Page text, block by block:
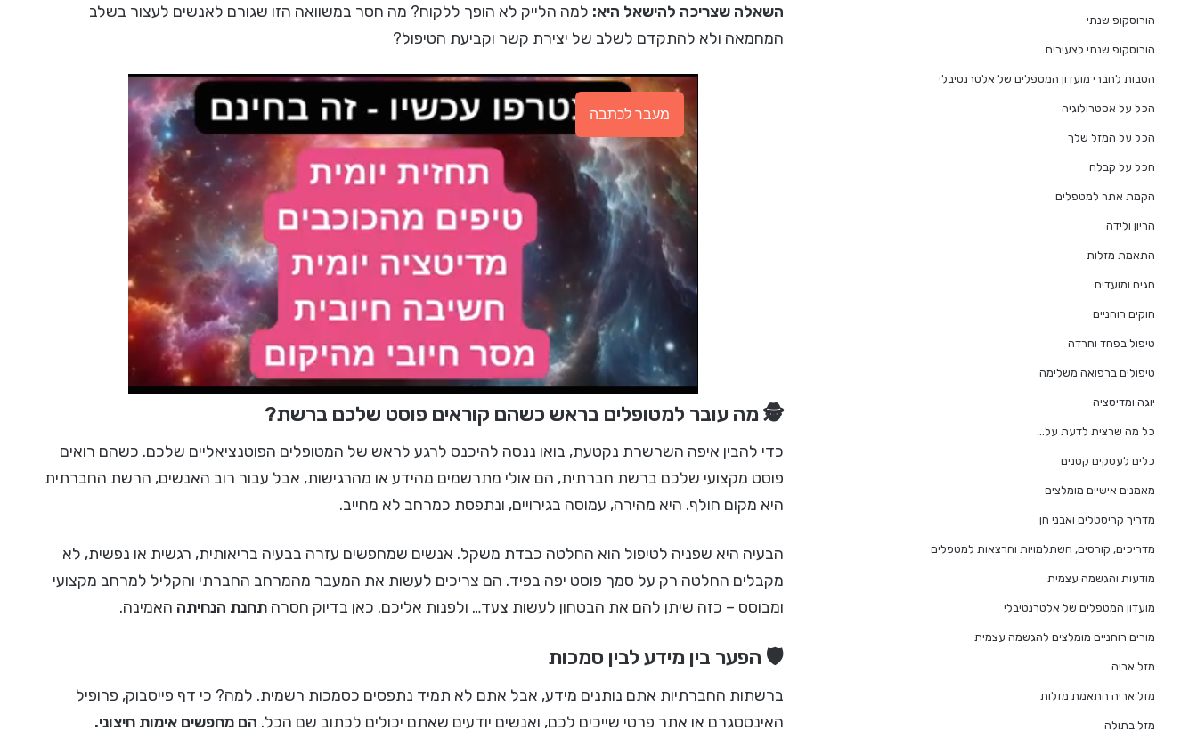
השאלה שצריכה להישאל היא: למה הלייק לא הופך ללקוח? מה חסר במשוואה הזו שגורם לאנשים לעצור בשלב
המחמאה ולא להתקדם לשלב של יצירת קשר וקביעת הטיפול?
מעבר לכתבה
🕵️ מה עובר למטופלים בראש כשהם קוראים פוסט שלכם ברשת?
כדי להבין איפה השרשרת נקטעת, בואו ננסה להיכנס לרגע לראש של המטופלים הפוטנציאליים שלכם. כשהם רואים
פוסט מקצועי שלכם ברשת חברתית, הם אולי מתרשמים מהידע או מהרגישות, אבל עבור רוב האנשים, הרשת החברתית
היא מקום חולף. היא מהירה, עמוסה בגירויים, ונתפסת כמרחב לא מחייב.
הבעיה היא שפניה לטיפול הוא החלטה כבדת משקל. אנשים שמחפשים עזרה בבעיה בריאותית, רגשית או נפשית, לא
מקבלים החלטה רק על סמך פוסט יפה בפיד. הם צריכים לעשות את המעבר מהמרחב החברתי והקליל למרחב מקצועי
ומבוסס – כזה שיתן להם את הבטחון לעשות צעד… ולפנות אליכם. כאן בדיוק חסרה תחנת הנחיתה האמינה.
🛡️ הפער בין מידע לבין סמכות
ברשתות החברתיות אתם נותנים מידע, אבל אתם לא תמיד נתפסים כסמכות רשמית. למה? כי דף פייסבוק, פרופיל
האינסטגרם או אתר פרטי שייכים לכם, ואנשים יודעים שאתם יכולים לכתוב שם הכל. הם מחפשים אימות חיצוני.
הורוסקופ שנתי
הורוסקופ שנתי לצעירים
הטבות לחברי מועדון המטפלים של אלטרנטיבלי
הכל על אסטרולוגיה
הכל על המזל שלך
הכל על קבלה
הקמת אתר למטפלים
הריון ולידה
התאמת מזלות
חגים ומועדים
חוקים רוחניים
טיפול בפחד וחרדה
טיפולים ברפואה משלימה
יוגה ומדיטציה
כל מה שרצית לדעת על…
כלים לעסקים קטנים
מאמנים אישיים מומלצים
מדריך קריסטלים ואבני חן
מדריכים, קורסים, השתלמויות והרצאות למטפלים
מודעות והגשמה עצמית
מועדון המטפלים של אלטרנטיבלי
מורים רוחניים מומלצים להגשמה עצמית
מזל אריה
מזל אריה התאמת מזלות
מזל בתולה